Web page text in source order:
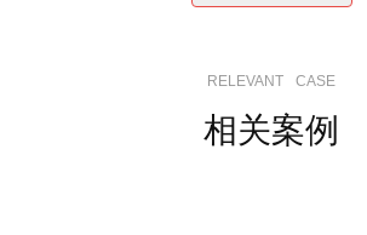
RELEVANT CASE
相关案例